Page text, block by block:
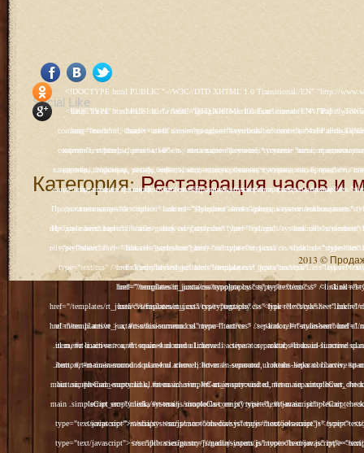
<!DOCTYPE html PUBLIC "-//W3C//DTD XHTML 1.0 Transitional//EN" "http://www.w3.org/TR/xhtml1/DTD/xhtml1-transitional.dtd"> <html xmlns="http://www.w3.org/1999/xhtml" xml:lang="ru-ru" lang="ru-ru" > <head> <meta name="google-site-verification" content="4vFPaFr8_T0N5uYcY4vh3M1DtIkbIJH6yDV7_NDqfJc" /> <base href="http://antik.1kzn.ru/" /> <meta http-equiv="content-type" content="text/html; charset=utf-8" /> <meta name="keywords" content="каталог антиквариат, часы продажа, старинные часы, напольные часы, настенные часы, каминные часы, мебель, старинные люстры, картины, торшеры, резьба, мебель, коллекционирование, чугунное литьё, предметы старины, реставрация, интерьер, модерн, классицизм, кресло, диван, мозаика, гарнитур, дуб, зеркало, светильник, канделябр, шифоньер, шкаф, буфет, комод, сундук, букинист, жирандоль, бронза" /> <meta name="rights" content="Продажа антиквариата http://antik.1kzn.ru" /> <meta name="author" content="Super User" /> <meta name="description" content="Продажа антиквариата, каталог антиквариата." /> <meta name="generator" content="Joomla! - Open Source Content Management" /> <title>Каталог антиквариата - Продажа антиквариата </title> <link rel="stylesheet" href="/plugins/system/rokbox/assets/styles/rokbox.css" type="text/css" /> <link rel="stylesheet" href="/libraries/gantry/css/grid-12.css" type="text/css" /> <link rel="stylesheet" href="/libraries/gantry/css/gantry.css" type="text/css" /> <link rel="stylesheet" href="/libraries/gantry/css/joomla.css" type="text/css" /> <link rel="stylesheet" href="/templates/rt_juxta/css/joomla.css" type="text/css" /> <link rel="stylesheet" href="/templates/rt_juxta/css/style1.css" type="text/css" /> <link rel="stylesheet" href="/templates/rt_juxta/css/demo-styles.css" type="text/css" /> <link rel="stylesheet" href="/templates/rt_juxta/css/template.css" type="text/css" /> <link rel="stylesheet" href="/templates/rt_juxta/css/template-firefox.css" type="text/css" /> <link rel="stylesheet" href="/templates/rt_juxta/css/typography.css" type="text/css" /> <link rel="stylesheet" href="/templates/rt_juxta/css/backgrounds.css" type="text/css" /> <link rel="stylesheet" href="/templates/rt_juxta/css/fusionmenu.css" type="text/css" /> <link rel="stylesheet" href="/modules/mod_roknewspager/themes/light/roknewspager.css" type="text/css" /> <style type="text/css"> #rt-main-surround ul.menu li.active > a, #rt-main-surround ul.menu li.active > .separator, #rt-main-surround ul.menu li.active > .item, #rt-main-surround .square4 ul.menu li:hover > a, #rt-main-surround .square4 ul.menu li:hover > .item, #rt-main-surround .square4 ul.menu li:hover > .separator, .roktabs-links ul li.active span, .menutop li:hover > .item, .menutop li.f-menuparent-itemfocus .item, .menutop li.active > .item {color:#660000;} a, .button, #rt-main-surround ul.menu a:hover, #rt-main-surround ul.menu .separator:hover, #rt-main-surround ul.menu .item:hover, .title1 .module-title .title, #rt-main .item_add:link, #rt-main .item_add:visited, #rt-main .simpleCart_empty:link, #rt-main .simpleCart_empty:visited, #rt-main .simpleCart_checkout:link, #rt-main .simpleCart_checkout:visited {color:#660000;} body #rt-logo {width:400px;height:200px;} </style> <script src="/media/system/js/mootools-core.js" type="text/javascript"></script> <script src="/media/system/js/core.js" type="text/javascript"></script> <script src="/media/system/
<!DOCTYPE html PUBLIC "-//W3C//DTD XHTML 1.0 Transitional//EN" "http://www.w3.org/TR/xhtml1/DTD/xhtml1-transitional.dtd"> <html xmlns="http://www.w3.org/1999/xhtml" xml:lang="ru-ru" lang="ru-ru" > <head> <meta name="google-site-verification" content="4vFPaFr8_T0N5uYcY4vh3M1DtIkbIJH6yDV7_NDqfJc" /> <base href="http://antik.1kzn.ru/" /> <meta http-equiv="content-type" content="text/html; charset=utf-8" /> <meta name="keywords" content="каталог антиквариат, часы продажа, старинные часы, напольные часы, настенные часы, каминные часы, мебель, старинные люстры, картины, торшеры, резьба, мебель, коллекционирование, чугунное литьё, предметы старины, реставрация, интерьер, модерн, классицизм, кресло, диван, мозаика, гарнитур, дуб, зеркало, светильник, канделябр, шифоньер, шкаф, буфет, комод, сундук, букинист, жирандоль, бронза" /> <meta name="rights" content="Продажа антиквариата http://antik.1kzn.ru" /> <meta name="author" content="Super User" /> <meta name="description" content="Продажа антиквариата, каталог антиквариата." /> <meta name="generator" content="Joomla! - Open Source Content Management" /> <title>Каталог антиквариата - Продажа антиквариата </title> <link rel="stylesheet" href="/plugins/system/rokbox/assets/styles/rokbox.css" type="text/css" /> <link rel="stylesheet" href="/libraries/gantry/css/grid-12.css" type="text/css" /> <link rel="stylesheet" href="/libraries/gantry/css/gantry.css" type="text/css" /> <link rel="stylesheet" href="/libraries/gantry/css/joomla.css" type="text/css" /> <link rel="stylesheet" href="/templates/rt_juxta/css/joomla.css" type="text/css" /> <link rel="stylesheet" href="/templates/rt_juxta/css/style1.css" type="text/css" /> <link rel="stylesheet" href="/templates/rt_juxta/css/demo-styles.css" type="text/css" /> <link rel="stylesheet" href="/templates/rt_juxta/css/template.css" type="text/css" /> <link rel="stylesheet" href="/templates/rt_juxta/css/template-firefox.css" type="text/css" /> <link rel="stylesheet" href="/templates/rt_juxta/css/typography.css" type="text/css" /> <link rel="stylesheet" href="/templates/rt_juxta/css/backgrounds.css" type="text/css" /> <link rel="stylesheet" href="/templates/rt_juxta/css/fusionmenu.css" type="text/css" /> <link rel="stylesheet" href="/modules/mod_roknewspager/themes/light/roknewspager.css" type="text/css" /> <style type="text/css"> #rt-main-surround ul.menu li.active > a, #rt-main-surround ul.menu li.active > .separator, #rt-main-surround ul.menu li.active > .item, #rt-main-surround .square4 ul.menu li:hover > a, #rt-main-surround .square4 ul.menu li:hover > .item, #rt-main-surround .square4 ul.menu li:hover > .separator, .roktabs-links ul li.active span, .menutop li:hover > .item, .menutop li.f-menuparent-itemfocus .item, .menutop li.active > .item {color:#660000;} a, .button, #rt-main-surround ul.menu a:hover, #rt-main-surround ul.menu .separator:hover, #rt-main-surround ul.menu .item:hover, .title1 .module-title .title, #rt-main .item_add:link, #rt-main .item_add:visited, #rt-main .simpleCart_empty:link, #rt-main .simpleCart_empty:visited, #rt-main .simpleCart_checkout:link, #rt-main .simpleCart_checkout:visited {color:#660000;} body #rt-logo {width:400px;height:200px;} </style> <script src="/media/system/js/mootools-core.js" type="text/javascript"></script> <script src="/media/system/js/core.js" type="text/javascript"></script> <script src="/media/system/
Social Like
Категория:Реставрация часов и
2013 ©